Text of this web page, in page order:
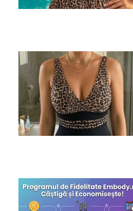
Pijamale copii
Pijamale bumbac copii
Pijamale cuplu
Pijamale Craciun
Pijamale cocolino cuplu
Pijamale familie
Pijamale finet